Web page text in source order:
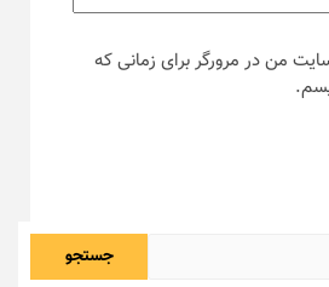
من در مرورگر برای زمانی که